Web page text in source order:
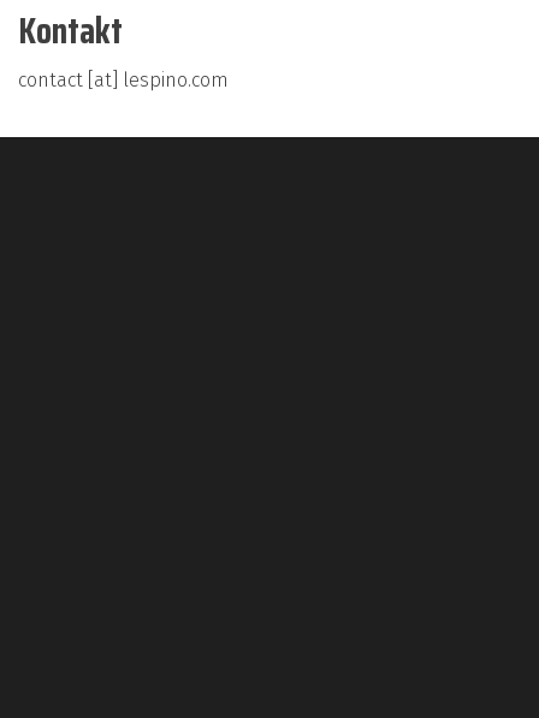
Kontakt
contact [at] lespino.com